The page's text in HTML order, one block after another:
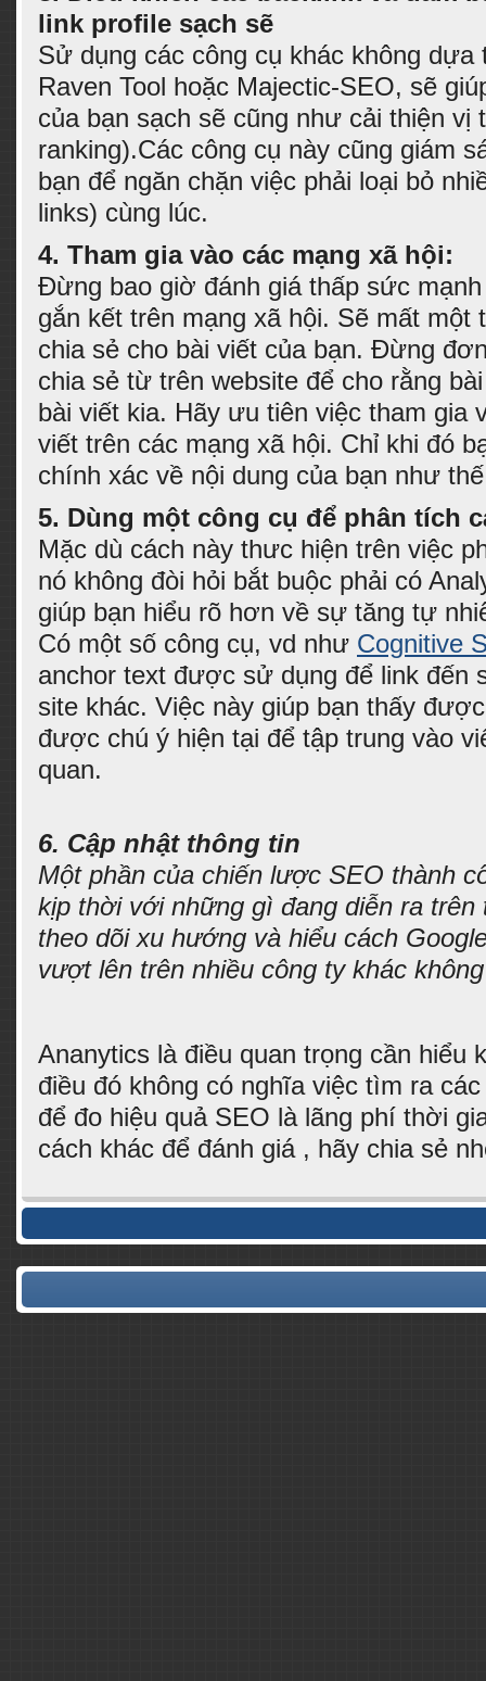
link profile sạch sẽ
Sử dụng các công cụ khác không dựa
Raven Tool hoặc Majectic-SEO, sẽ
của bạn sạch sẽ cũng như cải thiện vị
ranking).Các công cụ này cũng giám
bạn để ngăn chặn việc phải loại bỏ
links) cùng lúc.
4. Tham gia vào các mạng xã hội:
Đừng bao giờ đánh giá thấp sức
gắn kết trên mạng xã hội. Sẽ mất một
chia sẻ cho bài viết của bạn. Đừng
chia sẻ từ trên website để cho rằng
bài viết kia. Hãy ưu tiên việc tham gia
viết trên các mạng xã hội. Chỉ khi đó
chính xác về nội dung của bạn như
5. Dùng một công cụ để phân tích
Mặc dù cách này thưc hiện trên việc
nó không đòi hỏi bắt buộc phải có
giúp bạn hiểu rõ hơn về sự tăng tự
Có một số công cụ, vd như Cognitive
anchor text được sử dụng để link đến
site khác. Việc này giúp bạn thấy
được chú ý hiện tại để tập trung vào
quan.
6. Cập nhật thông tin
Một phần của chiến lược SEO thành
kịp thời với những gì đang diễn ra
theo dõi xu hướng và hiểu cách
vượt lên trên nhiều công ty khác
Ananytics là điều quan trọng cần hiểu
điều đó không có nghĩa việc tìm ra
để đo hiệu quả SEO là lãng phí thời
cách khác để đánh giá , hãy chia sẻ